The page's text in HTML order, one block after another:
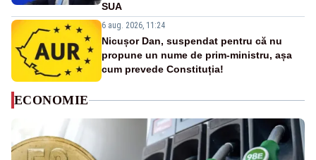
SUA
6 aug. 2026, 11:24
Nicușor Dan, suspendat pentru că nu
propune un nume de prim-ministru, așa
cum prevede Constituția!
ECONOMIE